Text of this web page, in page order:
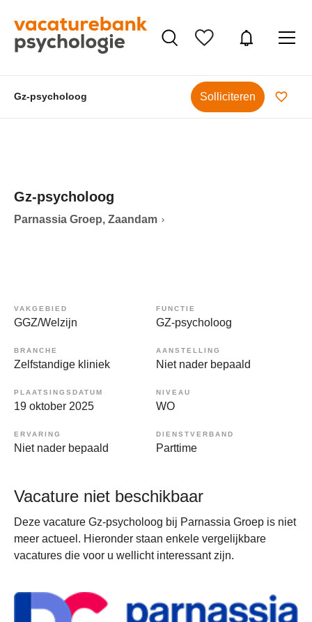
Gz-psycholoog Solliciteren
Gz-psycholoog
Parnassia Groep, Zaandam
VAKGEBIED
GGZ/Welzijn
FUNCTIE
GZ-psycholoog
BRANCHE
Zelfstandige kliniek
AANSTELLING
Niet nader bepaald
PLAATSINGSDATUM
19 oktober 2025
NIVEAU
WO
ERVARING
Niet nader bepaald
DIENSTVERBAND
Parttime
Vacature niet beschikbaar
Deze vacature Gz-psycholoog bij Parnassia Groep is niet
meer actueel. Hieronder staan enkele vergelijkbare
vacatures die voor u wellicht interessant zijn.